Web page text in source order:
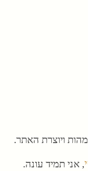
, אני תמיד עונה.